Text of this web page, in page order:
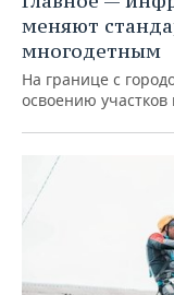
меняют
многодетным
На границе с
освоению участков